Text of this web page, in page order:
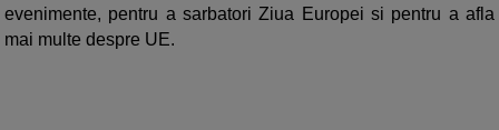
evenimente, pentru a sarbatori Ziua Europei si pentru a afla
mai multe despre UE.